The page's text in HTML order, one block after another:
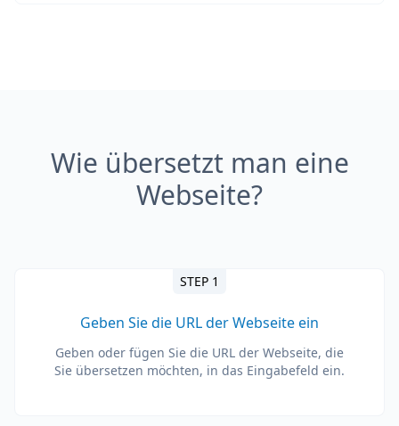
Wie übersetzt man eine
Webseite?
STEP 1
Geben Sie die URL der Webseite ein
Geben oder fügen Sie die URL der Webseite, die
Sie übersetzen möchten, in das Eingabefeld ein.